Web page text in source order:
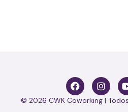
© 2026 CWK Coworking |